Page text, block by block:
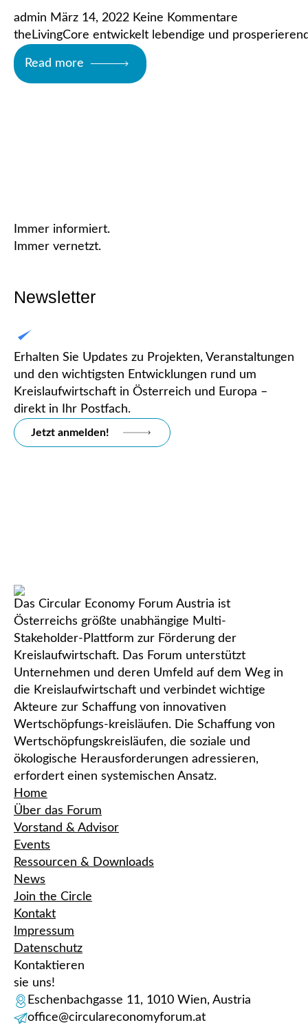
admin März 14, 2022 Keine Kommentare
theLivingCore entwickelt lebendige und
Read more
Immer informiert.
Immer vernetzt.
Newsletter
Erhalten Sie Updates zu Projekten, Veranstaltungen
und den wichtigsten Entwicklungen rund um
Kreislaufwirtschaft in Österreich und Europa –
direkt in Ihr Postfach.
Jetzt anmelden!
Das Circular Economy Forum Austria ist
Österreichs größte unabhängige Multi-
Stakeholder-Plattform zur Förderung der
Kreislaufwirtschaft. Das Forum unterstützt
Unternehmen und deren Umfeld auf dem Weg in
die Kreislaufwirtschaft und verbindet wichtige
Akteure zur Schaffung von innovativen
Wertschöpfungs-kreisläufen. Die Schaffung von
Wertschöpfungskreisläufen, die soziale und
ökologische Herausforderungen adressieren,
erfordert einen systemischen Ansatz.
Home
Über das Forum
Vorstand & Advisor
Events
Ressourcen & Downloads
News
Join the Circle
Kontakt
Impressum
Datenschutz
Kontaktieren
sie uns!
Eschenbachgasse 11, 1010 Wien, Austria
office@circulareconomyforum.at